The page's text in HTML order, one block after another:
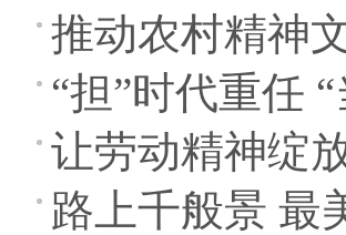
推动农村精神
“担”时代重任
让劳动精神绽
路上千般景 最